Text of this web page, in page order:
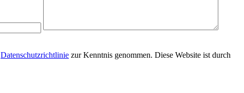
Datenschutzrichtlinie zur Kenntnis genommen. Diese Website ist durch